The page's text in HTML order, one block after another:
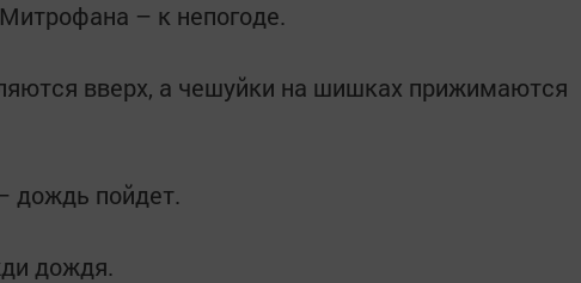
– к непогоде.
вверх, а чешуйки на шишках прижимаются
дождь пойдет.
дождя.